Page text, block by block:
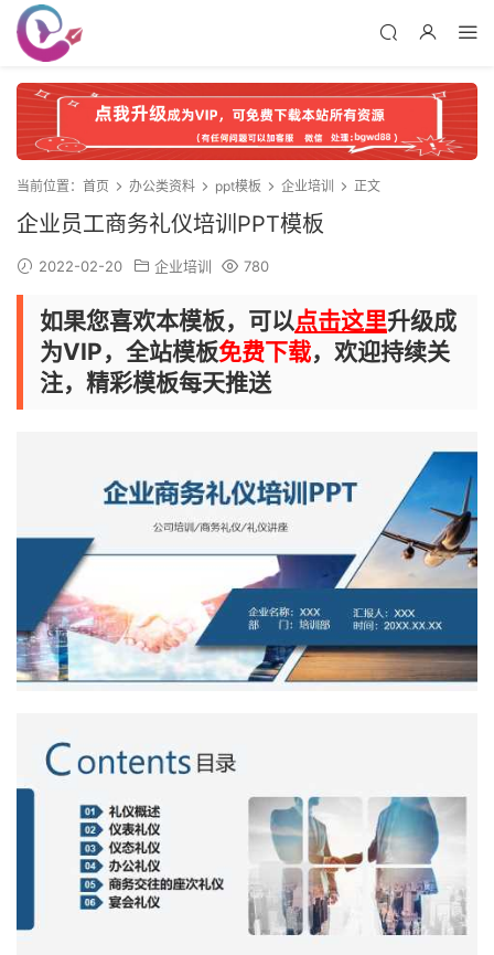
当前位置： 首页 办公类资料 ppt模板 企业培训 正文
企业员工商务礼仪培训PPT模板
2022-02-20 企业培训 780
如果您喜欢本模板，可以点击这里升级成
为VIP，全站模板免费下载，欢迎持续关
注，精彩模板每天推送